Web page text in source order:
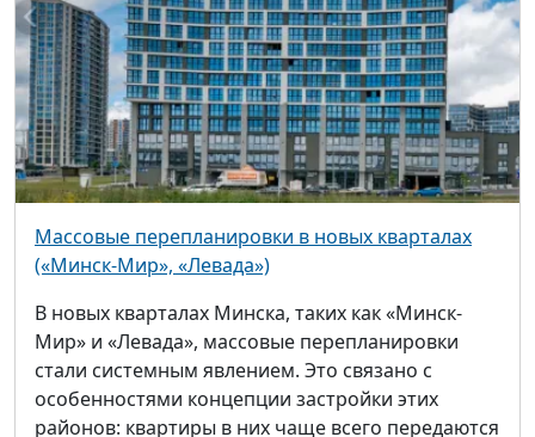
Массовые перепланировки в новых кварталах
(«Минск-Мир», «Левада»)
В новых кварталах Минска, таких как «Минск-
Мир» и «Левада», массовые перепланировки
стали системным явлением. Это связано с
особенностями концепции застройки этих
районов: квартиры в них чаще всего передаются